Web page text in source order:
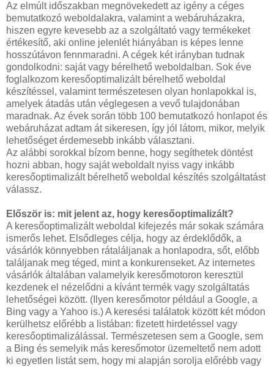
Az elmúlt időszakban megnövekedett az igény a céges
bemutatkozó weboldalakra, valamint a webáruházakra,
hiszen egyre kevesebb az a szolgáltató vagy termékeket
értékesítő, aki online jelenlét hiányában is képes lenne
hosszútávon fennmaradni. A cégek két irányban tudnak
gondolkodni: saját vagy bérelhető weboldalban. Sok éve
foglalkozom keresőoptimalizált bérelhető weboldal
készítéssel, valamint természetesen olyan honlapokkal is,
amelyek átadás után véglegesen a vevő tulajdonában
maradnak. Az évek során több 100 bemutatkozó honlapot és
webáruházat adtam át sikeresen, így jól látom, mikor, melyik
lehetőséget érdemesebb inkább választani.
Az alábbi sorokkal bízom benne, hogy segíthetek döntést
hozni abban, hogy saját weboldalt nyiss vagy inkább
keresőoptimalizált bérelhető weboldal készítés szolgáltatást
válassz.
Először is: mit jelent az, hogy keresőoptimalizált?
A keresőoptimalizált weboldal kifejezés már sokak számára
ismerős lehet. Elsődleges célja, hogy az érdeklődők, a
vásárlók könnyebben rátaláljanak a honlapodra, sőt, előbb
találjanak meg téged, mint a konkurenseket. Az internetes
vásárlók általában valamelyik keresőmotoron keresztül
kezdenek el nézelődni a kívánt termék vagy szolgáltatás
lehetőségei között. (Ilyen keresőmotor például a Google, a
Bing vagy a Yahoo is.) A keresési találatok között két módon
kerülhetsz előrébb a listában: fizetett hirdetéssel vagy
keresőoptimalizálással. Természetesen sem a Google, sem
a Bing és semelyik más keresőmotor üzemeltető nem adott
ki egyetlen listát sem, hogy mi alapján sorolja előrébb vagy